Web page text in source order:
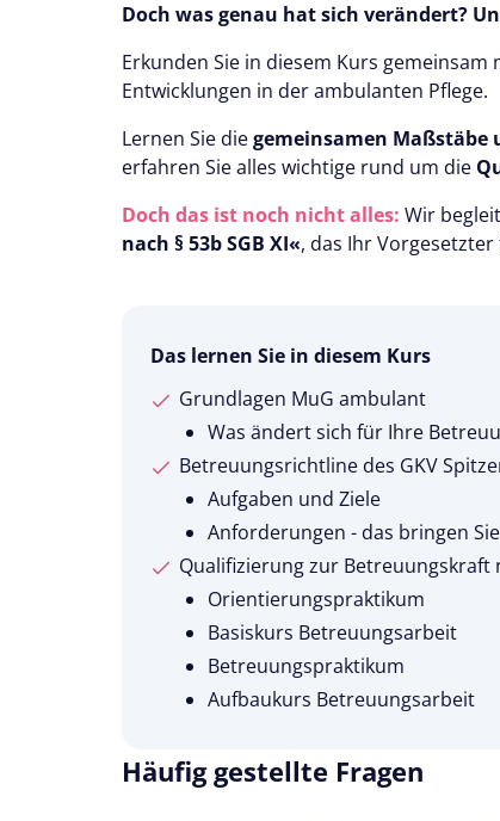
Doch was genau hat sich verändert?
Erkunden Sie in diesem Kurs
Entwicklungen in der ambulanten Pflege.
Lernen Sie diegemeinsamen Maßstäbe
erfahren Sie alles wichtige rund um die
Doch das ist noch nicht alles: Wir
nach § 53b SGB XI«, das Ihr
Das lernen Sie in diesem Kurs
Grundlagen MuG ambulant
Was ändert sich für Ihre
Betreuungsrichtline des GKV
Aufgaben und Ziele
Anforderungen - das bringen
Qualifizierung zur Betreuungskraft
Orientierungspraktikum
Basiskurs Betreuungsarbeit
Betreuungspraktikum
Aufbaukurs Betreuungsarbeit
Häufig gestellte Fragen